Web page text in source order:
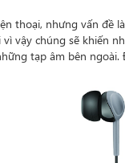
thoại, nhưng vấn đề
vậy chúng sẽ khiến
tạp âm bên ngoài.